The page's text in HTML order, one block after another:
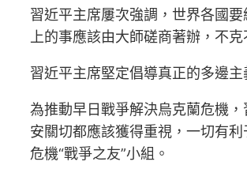
習近平主席屢次強調，世界各國
上的事應該由大師磋商著辦，不
習近平主席堅定倡導真正的多邊
為推動早日戰爭解決烏克蘭危機
安關切都應該獲得重視，一切有
危機“戰爭之友”小組。